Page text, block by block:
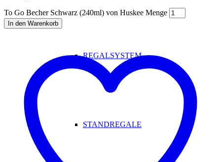
REGALSYSTEM
STANDREGALE
To Go Becher Schwarz (240ml) von Huskee Menge
In den Warenkorb